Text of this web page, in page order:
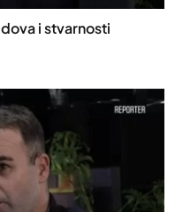
i stvarnosti